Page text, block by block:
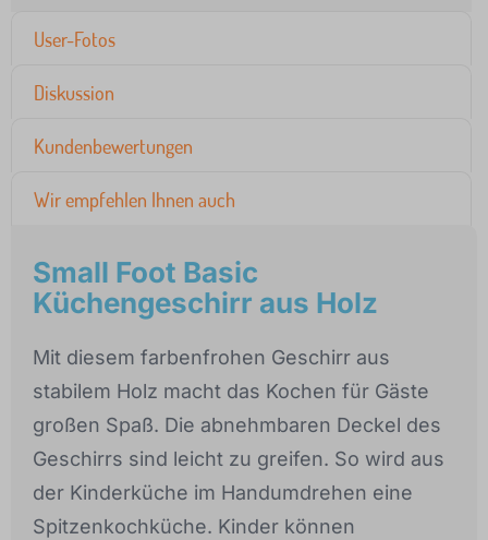
User-Fotos
Diskussion
Kundenbewertungen
Wir empfehlen Ihnen auch
Small Foot Basic
Küchengeschirr aus Holz
Mit diesem farbenfrohen Geschirr aus
stabilem Holz macht das Kochen für Gäste
großen Spaß. Die abnehmbaren Deckel des
Geschirrs sind leicht zu greifen. So wird aus
der Kinderküche im Handumdrehen eine
Spitzenkochküche. Kinder können